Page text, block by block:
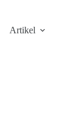
Artikel